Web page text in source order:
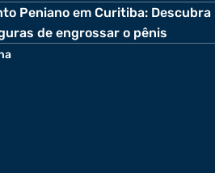
Peniano em Curitiba: Descubra
de engrossar o pênis